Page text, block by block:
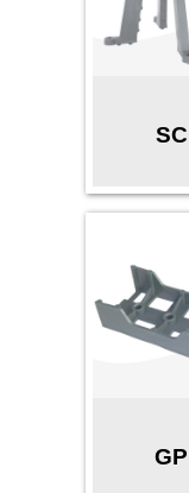
SC
GP